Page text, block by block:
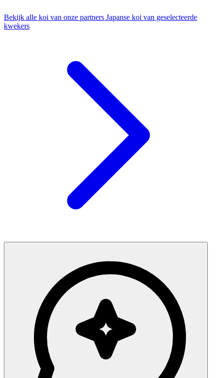
Bekijk alle koi van onze partners Japanse koi van geselecteerde
kwekers